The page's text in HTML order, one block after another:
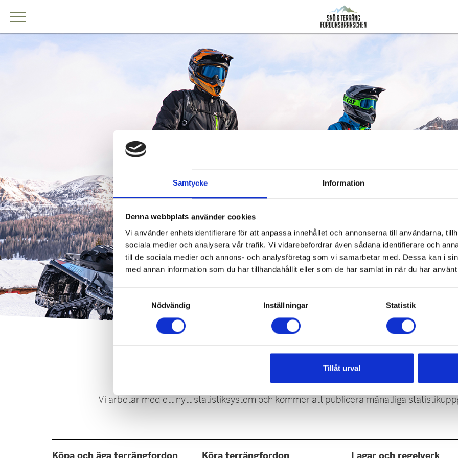
Samtycke Information
Denna webbplats använder cookies
Vi använder enhetsidentifierare för att anpassa innehållet och annonserna till användarna,
sociala medier och analysera vår trafik. Vi vidarebefordrar även sådana identifierare och
till de sociala medier och annons- och analysföretag som vi samarbetar med. Dessa kan i
med annan information som du har tillhandahållit eller som de har samlat in när du har
Samtyckesval
Nödvändig
Inställningar Statistik
Tillåt urval
Statistik
Vi arbetar med ett nytt statistiksystem och kommer att publicera månatliga